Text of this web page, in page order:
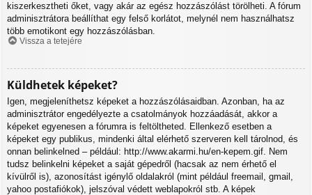
kiszerkesztheti őket, vagy akár az egész hozzászólást törölheti. A fórum
adminisztrátora beállíthat egy felső korlátot, melynél nem használhatsz
több emotikont egy hozzászólásban.
Vissza a tetejére
Küldhetek képeket?
Igen, megjeleníthetsz képeket a hozzászólásaidban. Azonban, ha az
adminisztrátor engedélyezte a csatolmányok hozzáadását, akkor a
képeket egyenesen a fórumra is feltöltheted. Ellenkező esetben a
képeket egy publikus, mindenki által elérhető szerveren kell tárolnod, és
onnan belinkelned – például: http://www.akarmi.hu/en-kepem.gif. Nem
tudsz belinkelni képeket a saját gépedről (hacsak az nem érhető el
kívülről is), azonosítást igénylő oldalakról (mint például freemail, gmail,
yahoo postafiókok), jelszóval védett weblapokról stb. A képek